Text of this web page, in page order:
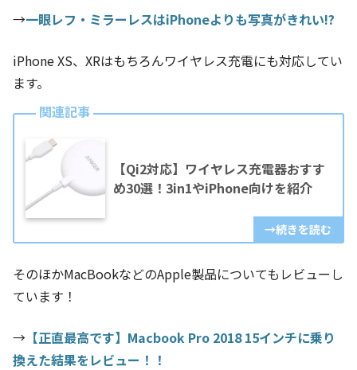
→一眼レフ・ミラーレスはiPhoneよりも写真がきれい!?
iPhone XS、XRはもちろんワイヤレス充電にも対応してい
ます。
【Qi2対応】ワイヤレス充電器おすす
め30選！3in1やiPhone向けを紹介
そのほかMacBookなどのApple製品についてもレビューし
ています！
→ 【正直最高です】Macbook Pro 2018 15インチに乗り
換えた結果をレビュー！！